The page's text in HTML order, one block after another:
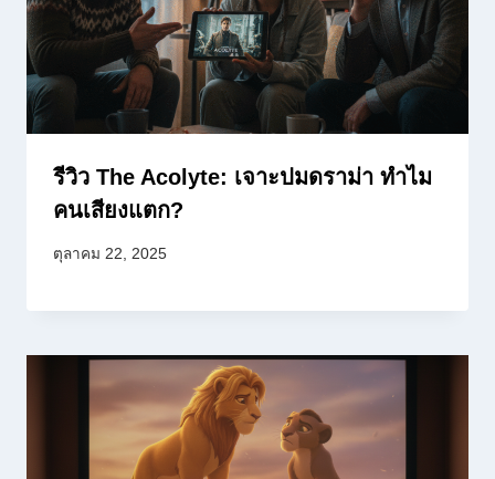
รีวิว The Acolyte: เจาะปมดราม่า ทำไม
คนเสียงแตก?
ตุลาคม 22, 2025